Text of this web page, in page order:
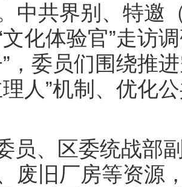
中共界别、特邀
化体验官”走访
”，委员们围绕推
理人”机制、优化
员、区委统战部
废旧厂房等资源